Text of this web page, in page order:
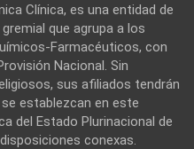
Clínica, es una entidad de
que agrupa a los
Farmacéuticos, con
Nacional. Sin
sus afiliados tendrán
establezcan en este
del Estado Plurinacional de
conexas.